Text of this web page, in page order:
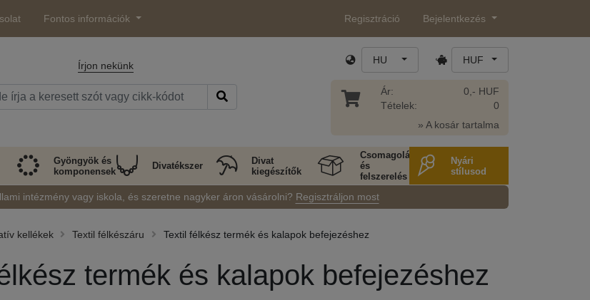
Fontos információk Regisztráció Bejelentkezés
Írjon nekünk HU HUF
Ár:
Tételek:
0,- HUF
0
» A kosár tartalma
Gyöngyök és
komponensek
Divatékszer
Divat
kiegészítők
Csomagolás
és
felszerelés
Nyári
stílusod
intézmény vagy iskola, és szeretne nagyker áron vásárolni? Regisztráljon most
kellékek Textil félkészáru Textil félkész termék és kalapok befejezéshez
termék és kalapok befejezéshez